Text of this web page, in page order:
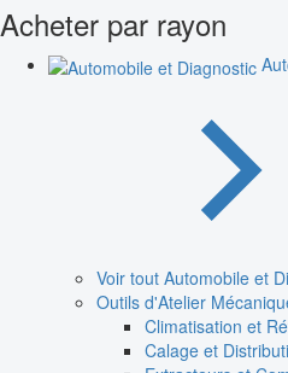
Acheter par rayon
Voir tout Automobile et
Outils d'Atelier
Climatisation et
Calage et